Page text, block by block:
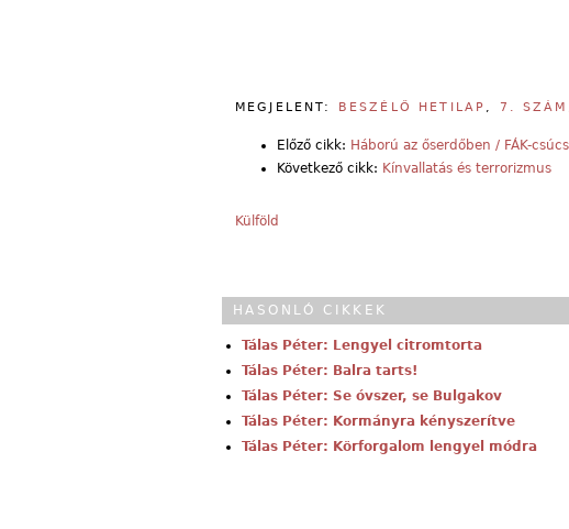
MEGJELENT: BESZÉLŐ HETILAP 7.
Előző cikk: Háború az őserdőben / FÁK-
Következő cikk: Kínvallatás és terrorizmus
Külföld
HASONLÓ CIKKEK
Tálas Péter: Lengyel citromtorta
Tálas Péter: Balra tarts!
Tálas Péter: Se óvszer, se Bulgakov
Tálas Péter: Kormányra kényszerítve
Tálas Péter: Körforgalom lengyel módra